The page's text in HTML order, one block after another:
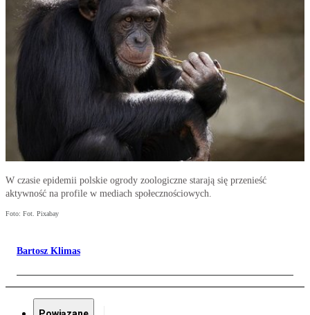
W czasie epidemii polskie ogrody zoologiczne starają się przenieść
aktywność na profile w mediach społecznościowych.
Foto: Fot. Pixabay
Bartosz Klimas